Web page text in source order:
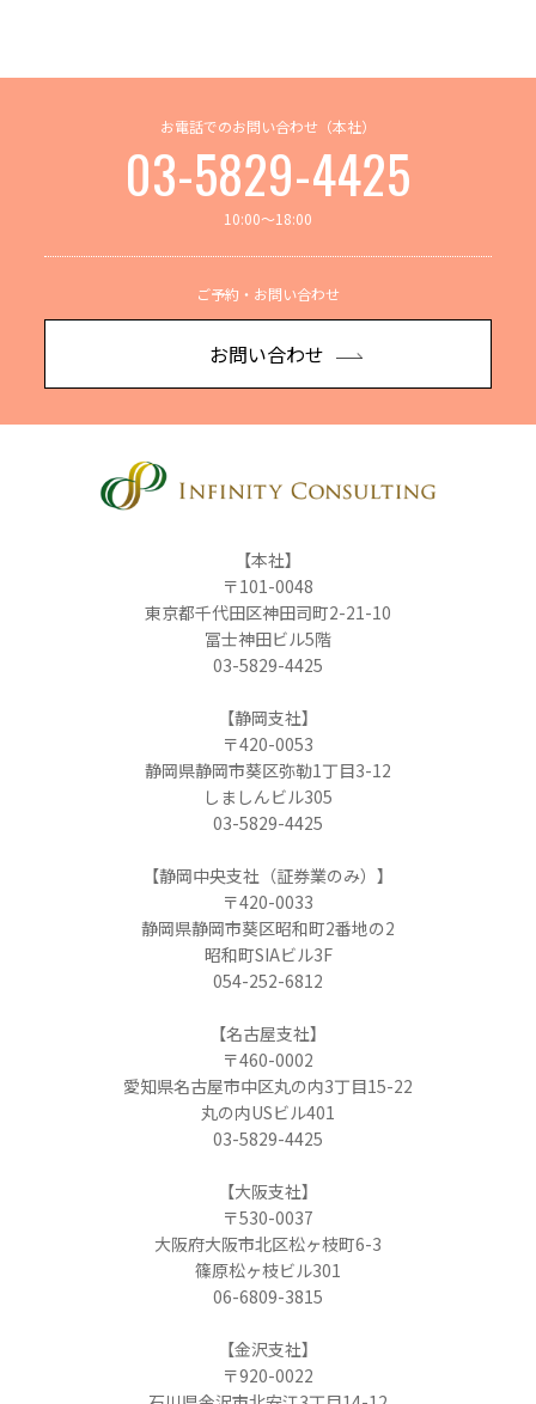
お電話でのお問い合わせ（本社）
03-5829-4425
10:00～18:00
ご予約・お問い合わせ
お問い合わせ
【本社】
〒101-0048
東京都千代田区神田司町2-21-10
冨士神田ビル5階
03-5829-4425
【静岡支社】
〒420-0053
静岡県静岡市葵区弥勒1丁目3-12
しましんビル305
03-5829-4425
【静岡中央支社（証券業のみ）】
〒420-0033
静岡県静岡市葵区昭和町2番地の2
昭和町SIAビル3F
054-252-6812
【名古屋支社】
〒460-0002
愛知県名古屋市中区丸の内3丁目15-22
丸の内USビル401
03-5829-4425
【大阪支社】
〒530-0037
大阪府大阪市北区松ヶ枝町6-3
篠原松ヶ枝ビル301
06-6809-3815
【金沢支社】
〒920-0022